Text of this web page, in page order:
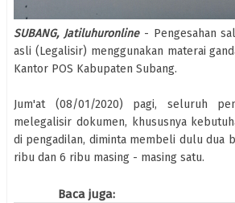
SUBANG, Jatiluhuronline- Pengesahan
asli (Legalisir) menggunakan materai
Kantor POS Kabupaten Subang.
Jum'at (08/01/2020) pagi, seluruh
melegalisir dokumen, khususnya
di pengadilan, diminta membeli dulu dua
ribu dan 6 ribu masing - masing satu.
Baca juga: